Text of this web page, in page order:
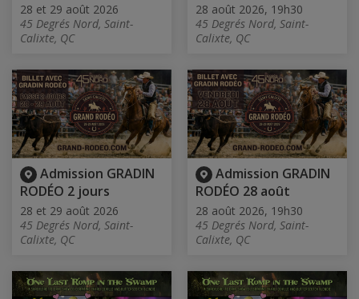
28 et 29 août 2026
45 Degrés Nord, Saint-
Calixte, QC
28 août 2026, 19h30
45 Degrés Nord, Saint-
Calixte, QC
Admission GRADIN
RODÉO 2 jours
28 et 29 août 2026
45 Degrés Nord, Saint-
Calixte, QC
Admission GRADIN
RODÉO 28 août
28 août 2026, 19h30
45 Degrés Nord, Saint-
Calixte, QC